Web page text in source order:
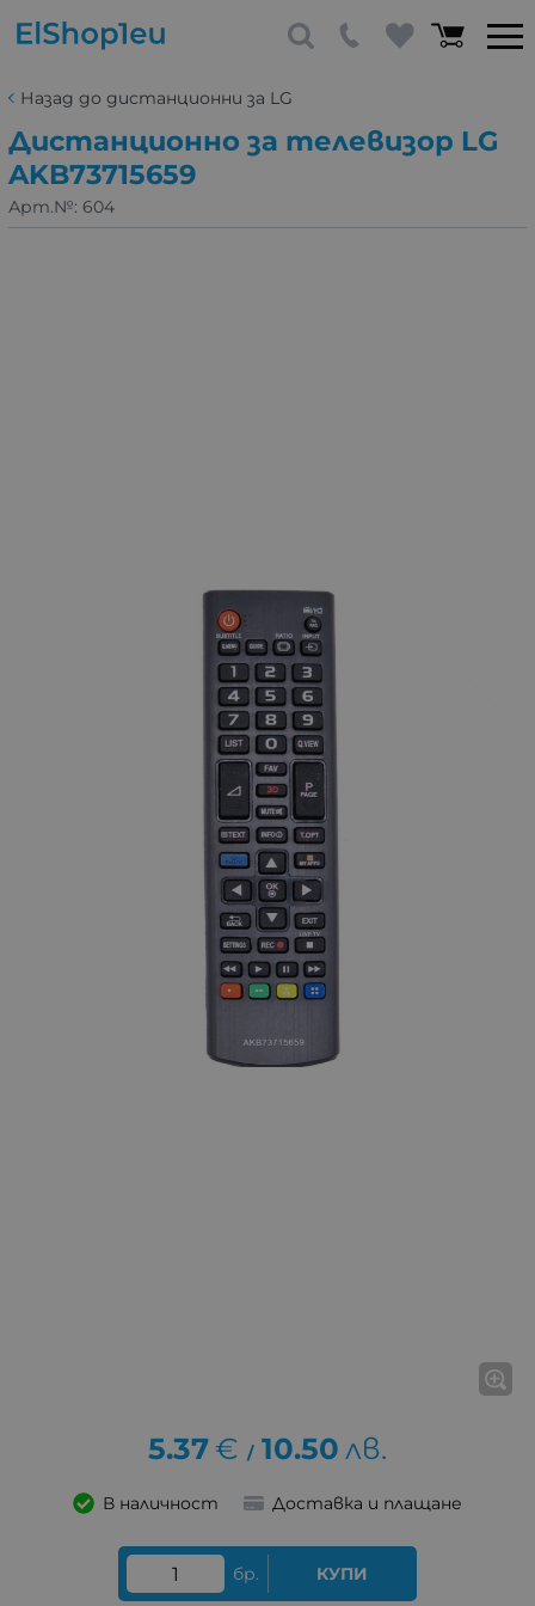
Назад до дистанционни за LG
Дистанционно за телевизор LG
AKB73715659
Арт.№: 604
5.37€ / 10.50 лв.
В наличност Доставка и плащане
бр. КУПИ